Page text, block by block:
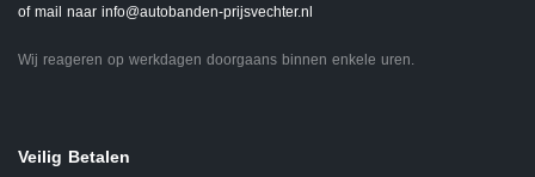
of mail naar info@autobanden-prijsvechter.nl
Wij reageren op werkdagen doorgaans binnen enkele uren.
Veilig Betalen